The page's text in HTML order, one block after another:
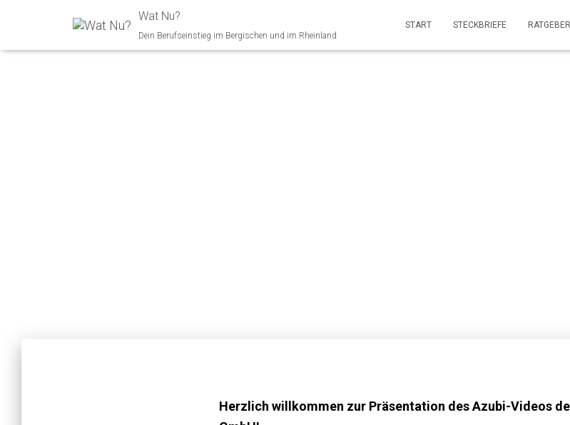
Wat Nu?
Dein Berufseinstieg im Bergischen und im Rheinland
START STECKBRIEFE RATGEBER
Herzlich willkommen zur Präsentation des Azubi-Videos